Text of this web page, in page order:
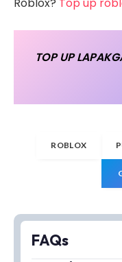
Roblox? Top up
TOP UP
ROBLOX
FAQs